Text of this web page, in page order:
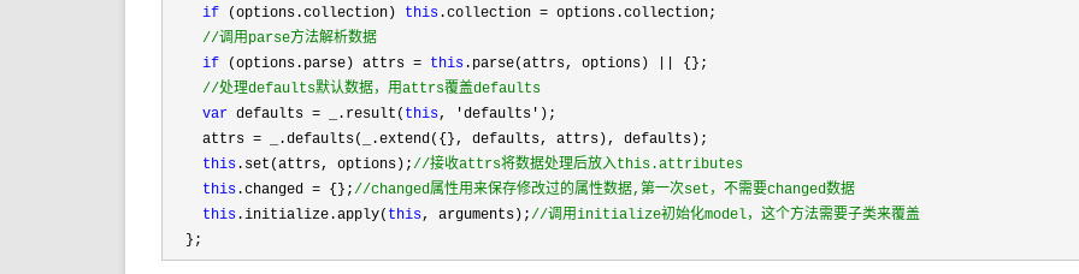
if (options.collection) this .collection = options.collection;
//调用parse方法解析数据
if (options.parse) attrs = this .parse(attrs, options) ||
{};
//处理defaults默认数据，用attrs覆盖defaults
var defaults = _.result( this, 'defaults' );
    attrs
= _.defaults(_.extend({}, defaults, attrs), defaults);
this .set(attrs, options);//接收attrs将数据处理后放入this.attributes
this .changed = {};//changed属性用来保存修改过的属性数据,第一次set，不需要changed数据
this .initialize.apply( this, arguments);//调用initialize初始化model，这个方法需要子类来覆盖
  };